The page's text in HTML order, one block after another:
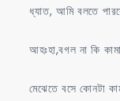
ধ্যাত, আমি বলতে
আহঃহা,বগল না কি
মেঝেতে বসে কোনটা